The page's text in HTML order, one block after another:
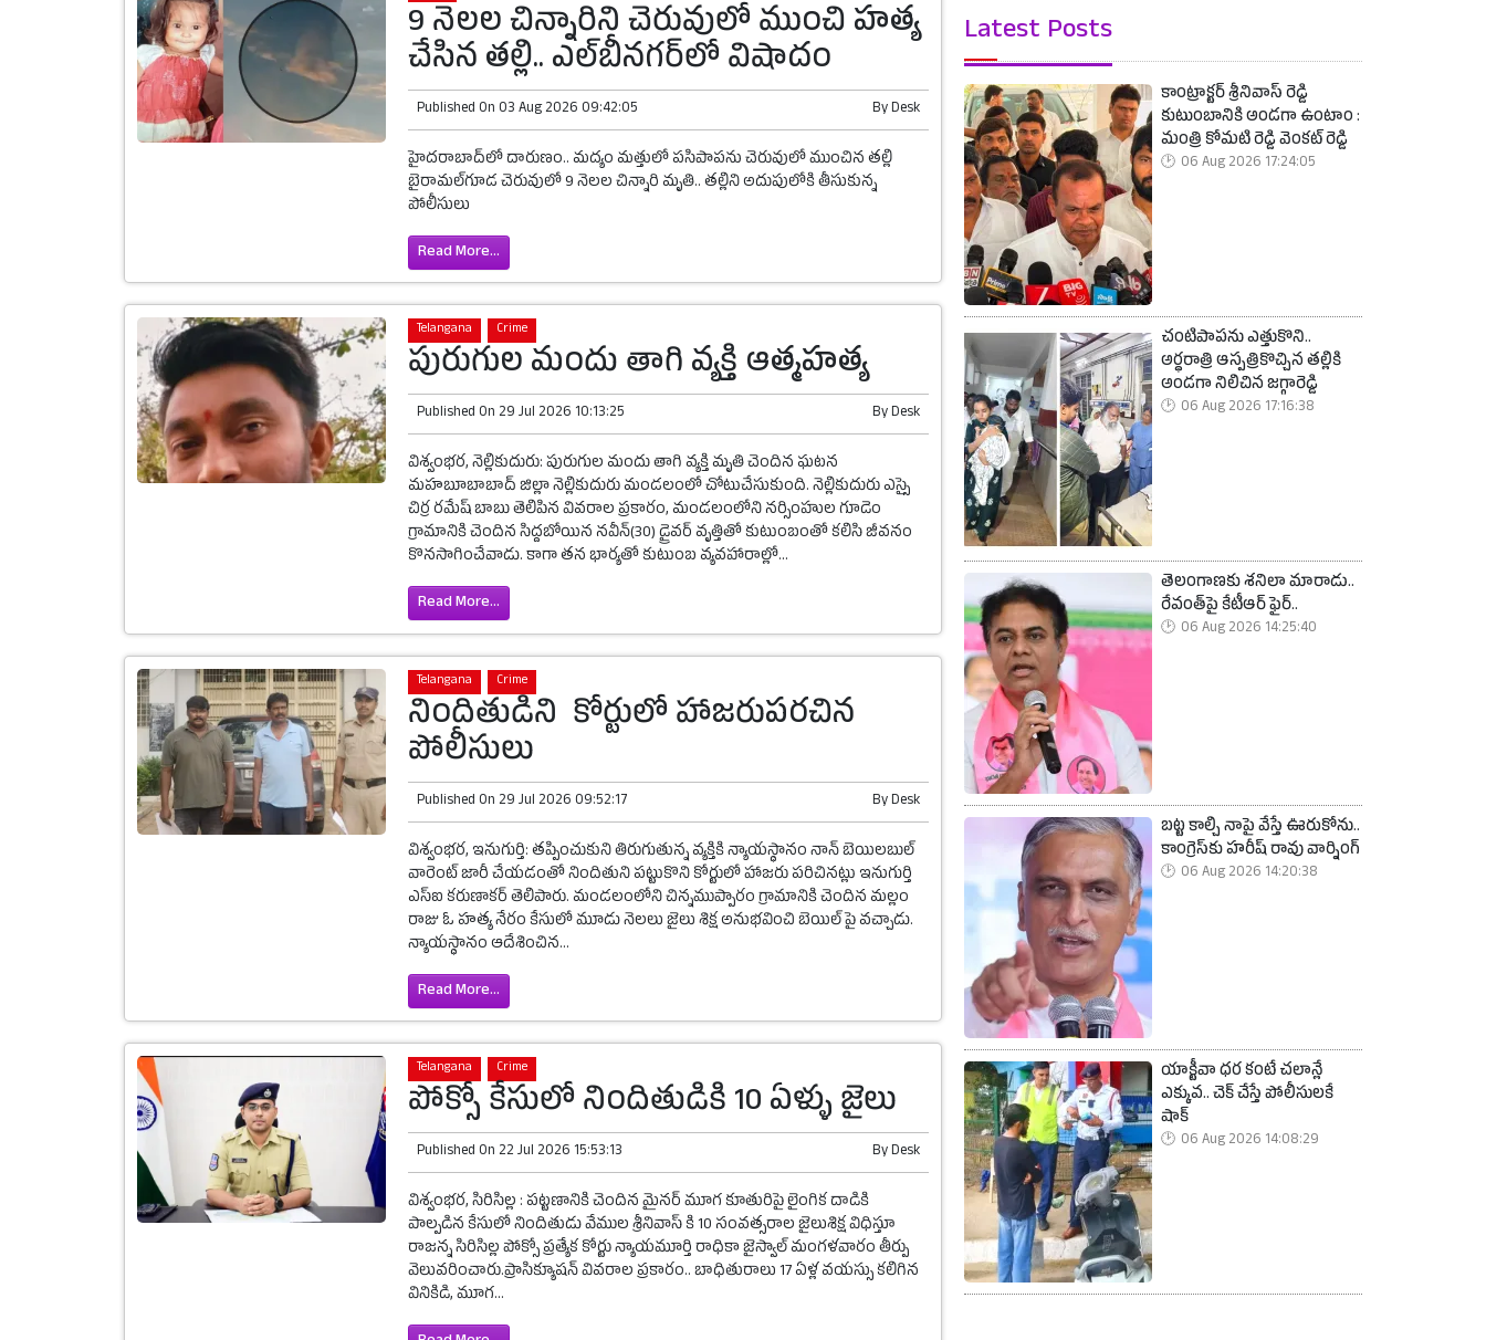
9 నెలల చిన్నారిని చెరువులో ముంచి హత్య
చేసిన తల్లి.. ఎల్‌బీనగర్‌లో విషాదం
Published On 03 Aug 2026 09:42:05 ByDesk
హైదరాబాద్‌లో దారుణం.. మద్యం మత్తులో పసిపాపను చెరువులో ముంచిన తల్లి
బైరామల్‌గూడ చెరువులో 9 నెలల చిన్నారి మృతి.. తల్లిని అదుపులోకి తీసుకున్న
పోలీసులు
Read More...
Telangana Crime
పురుగుల మందు తాగి వ్యక్తి ఆత్మహత్య
Published On 29 Jul 2026 10:13:25 ByDesk
విశ్వంభర, నెల్లికుదురు: పురుగుల మందు తాగి వ్యక్తి మృతి చెందిన ఘటన
మహబూబాబాద్ జిల్లా నెల్లికుదురు మండలంలో చోటుచేసుకుంది. నెల్లికుదురు ఎస్సై
చిర్ర రమేష్ బాబు తెలిపిన వివరాల ప్రకారం, మండలంలోని నర్సింహుల గూడెం
గ్రామానికి చెందిన సిద్దబోయిన నవీన్(30) డ్రైవర్ వృత్తితో కుటుంబంతో కలిసి జీవనం
కొనసాగించేవాడు. కాగా తన భార్యతో కుటుంబ వ్యవహారాల్లో...
Read More...
Telangana Crime
నిందితుడిని కోర్టులో హాజరుపరచిన
పోలీసులు
Published On 29 Jul 2026 09:52:17 ByDesk
విశ్వంభర, ఇనుగుర్తి: తప్పించుకుని తిరుగుతున్న వ్యక్తికి న్యాయస్థానం నాన్ బెయిలబుల్
వారెంట్ జారీ చేయడంతో నిందితుని పట్టుకొని కోర్టులో హాజరు పరిచినట్లు ఇనుగుర్తి
ఎస్ఐ కరుణాకర్ తెలిపారు. మండలంలోని చిన్నముప్పారం గ్రామానికి చెందిన మల్లం
రాజు ఓ హత్య నేరం కేసులో మూడు నెలలు జైలు శిక్ష అనుభవించి బెయిల్ పై వచ్చాడు.
న్యాయస్థానం ఆదేశించిన...
Read More...
Telangana Crime
పోక్సో కేసులో నిందితుడికి 10 ఏళ్ళు జైలు
Published On 22 Jul 2026 15:53:13 ByDesk
విశ్వంభర, సిరిసిల్ల : పట్టణానికి చెందిన మైనర్ మూగ కూతురిపై లైంగిక దాడికి
పాల్పడిన కేసులో నిందితుడు వేముల శ్రీనివాస్ కి 10 సంవత్సరాల జైలుశిక్ష విధిస్తూ
రాజన్న సిరిసిల్ల పోక్సో ప్రత్యేక కోర్టు న్యాయమూర్తి రాధికా జైస్వాల్ మంగళవారం తీర్పు
వెలువరించారు.ప్రాసిక్యూషన్ వివరాల ప్రకారం.. బాధితురాలు 17 ఏళ్ల వయస్సు కలిగిన
వినికిడి, మూగ...
Latest Posts
కాంట్రాక్టర్ శ్రీనివాస్ రెడ్డి
కుటుంబానికి అండగా ఉంటాం :
మంత్రి కోమటి రెడ్డి వెంకట్ రెడ్డి
06 Aug 2026 17:24:05
చంటిపాపను ఎత్తుకొని..
అర్ధరాత్రి ఆస్పత్రికొచ్చిన తల్లికి
అండగా నిలిచిన జగ్గారెడ్డి
06 Aug 2026 17:16:38
తెలంగాణకు శనిలా మారాడు..
రేవంత్‌పై కేటీఆర్ ఫైర్..
06 Aug 2026 14:25:40
బట్ట కాల్చి నాపై వేస్తే ఊరుకోను..
కాంగ్రెస్‌కు హరీష్ రావు వార్నింగ్
06 Aug 2026 14:20:38
యాక్టీవా ధర కంటే చలాన్లే
ఎక్కువ.. చెక్ చేస్తే పోలీసులకే
షాక్
06 Aug 2026 14:08:29